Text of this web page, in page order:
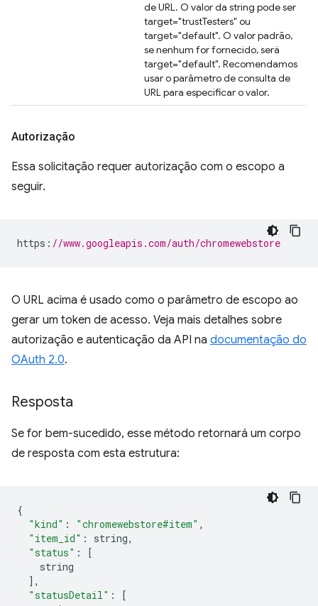
de URL. O valor da string pode ser
target="trustTesters" ou
target="default". O valor padrão,
se nenhum for fornecido, será
target="default". Recomendamos
usar o parâmetro de consulta de
URL para especificar o valor.
Autorização
Essa solicitação requer autorização com o escopo a
seguir.
https : //www.googleapis.com/auth/chromewebstore
O URL acima é usado como o parâmetro de escopo ao
gerar um token de acesso. Veja mais detalhes sobre
autorização e autenticação da API na documentação do
OAuth 2.0.
Resposta
Se for bem-sucedido, esse método retornará um corpo
de resposta com esta estrutura:
{
"kind" : "chromewebstore#item" ,
"item_id" : string,
"status" :
[
string
],
"statusDetail" :
[